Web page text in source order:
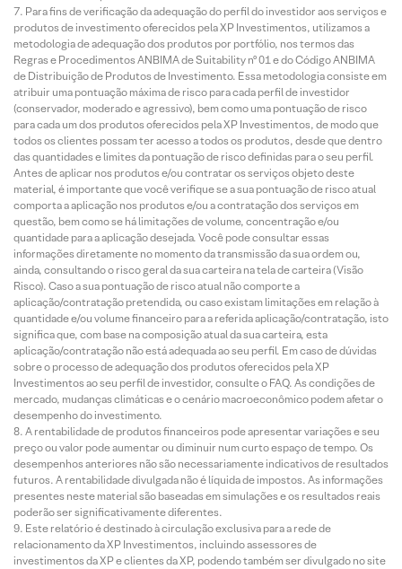
Para fins de verificação da adequação do perfil do investidor aos serviços e
produtos de investimento oferecidos pela XP Investimentos, utilizamos a
metodologia de adequação dos produtos por portfólio, nos termos das
Regras e Procedimentos ANBIMA de Suitability nº 01 e do Código ANBIMA
de Distribuição de Produtos de Investimento. Essa metodologia consiste em
atribuir uma pontuação máxima de risco para cada perfil de investidor
(conservador, moderado e agressivo), bem como uma pontuação de risco
para cada um dos produtos oferecidos pela XP Investimentos, de modo que
todos os clientes possam ter acesso a todos os produtos, desde que dentro
das quantidades e limites da pontuação de risco definidas para o seu perfil.
Antes de aplicar nos produtos e/ou contratar os serviços objeto deste
material, é importante que você verifique se a sua pontuação de risco atual
comporta a aplicação nos produtos e/ou a contratação dos serviços em
questão, bem como se há limitações de volume, concentração e/ou
quantidade para a aplicação desejada. Você pode consultar essas
informações diretamente no momento da transmissão da sua ordem ou,
ainda, consultando o risco geral da sua carteira na tela de carteira (Visão
Risco). Caso a sua pontuação de risco atual não comporte a
aplicação/contratação pretendida, ou caso existam limitações em relação à
quantidade e/ou volume financeiro para a referida aplicação/contratação, isto
significa que, com base na composição atual da sua carteira, esta
aplicação/contratação não está adequada ao seu perfil. Em caso de dúvidas
sobre o processo de adequação dos produtos oferecidos pela XP
Investimentos ao seu perfil de investidor, consulte o FAQ. As condições de
mercado, mudanças climáticas e o cenário macroeconômico podem afetar o
desempenho do investimento.
A rentabilidade de produtos financeiros pode apresentar variações e seu
preço ou valor pode aumentar ou diminuir num curto espaço de tempo. Os
desempenhos anteriores não são necessariamente indicativos de resultados
futuros. A rentabilidade divulgada não é líquida de impostos. As informações
presentes neste material são baseadas em simulações e os resultados reais
poderão ser significativamente diferentes.
Este relatório é destinado à circulação exclusiva para a rede de
relacionamento da XP Investimentos, incluindo assessores de
investimentos da XP e clientes da XP, podendo também ser divulgado no site